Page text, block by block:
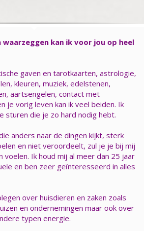
waarzeggen kan ik voor jou op heel
gaven en tarotkaarten, astrologie,
kleuren, muziek, edelstenen,
aartsengelen, contact met
je vorig leven kan ik veel beiden. Ik
sturen die je zo hard nodig hebt.
anders naar de dingen kijkt, sterk
en niet veroordeelt, zul je je bij mij
voelen. Ik houd mij al meer dan 25 jaar
en ben zeer geïnteresseerd in alles
over huisdieren en zaken zoals
en ondernemingen maar ook over
typen energie.